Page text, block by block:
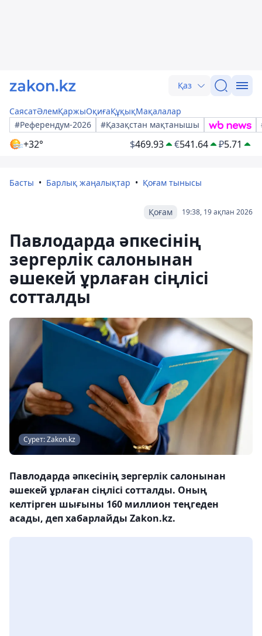
Қаз
СаясатӘлемҚаржыОқиғаҚұқықМақалалар
#Референдум-2026
#Қазақстан мақтанышы
+32° $469.93 €541.64 ₽5.71
Басты Барлық жаңалықтар Қоғам тынысы
19:38, 19 ақпан 2026
Қоғам
Павлодарда әпкесінің
зергерлік салонынан
әшекей ұрлаған сіңлісі
сотталды
Сурет: Zakon.kz
Павлодарда әпкесінің зергерлік салонынан
әшекей ұрлаған сіңлісі сотталды. Оның
келтірген шығыны 160 миллион теңгеден
асады, деп хабарлайды Zakon.kz.